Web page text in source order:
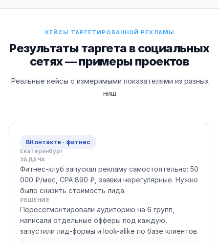
КЕЙСЫ ТАРГЕТИРОВАННОЙ РЕКЛАМЫ
Результаты таргета в социальных
сетях — примеры проектов
Реальные кейсы с измеримыми показателями из разных
ниш
ВКонтакте · фитнес
Екатеринбург
ЗАДАЧА
Фитнес-клуб запускал рекламу самостоятельно: 50
000 ₽/мес, CPA 890 ₽, заявки нерегулярные. Нужно
было снизить стоимость лида.
РЕШЕНИЕ
Пересегментировали аудиторию на 6 групп,
написали отдельные офферы под каждую,
запустили лид-формы и look-alike по базе клиентов.